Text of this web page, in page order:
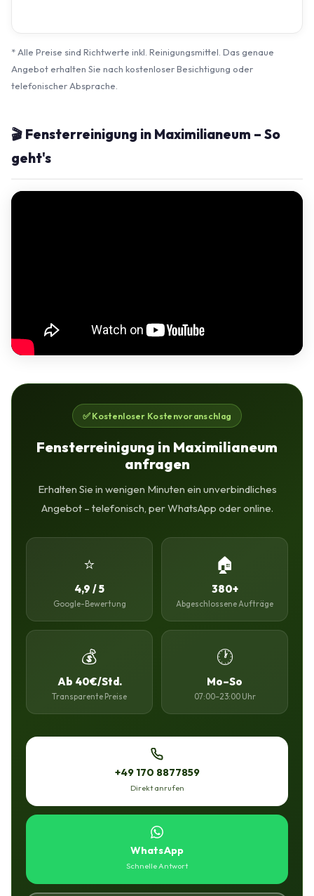
* Alle Preise sind Richtwerte inkl. Reinigungsmittel. Das genaue
Angebot erhalten Sie nach kostenloser Besichtigung oder
telefonischer Absprache.
🎬 Fensterreinigung in Maximilianeum – So
geht's
✅ Kostenloser Kostenvoranschlag
Fensterreinigung in Maximilianeum
anfragen
Erhalten Sie in wenigen Minuten ein unverbindliches
Angebot – telefonisch, per WhatsApp oder online.
⭐
4,9 / 5
Google-Bewertung
🏠
380+
Abgeschlossene Aufträge
💰
Ab 40€/Std.
Transparente Preise
🕐
Mo–So
07:00–23:00 Uhr
+49 170 8877859
Direkt anrufen
WhatsApp
Schnelle Antwort